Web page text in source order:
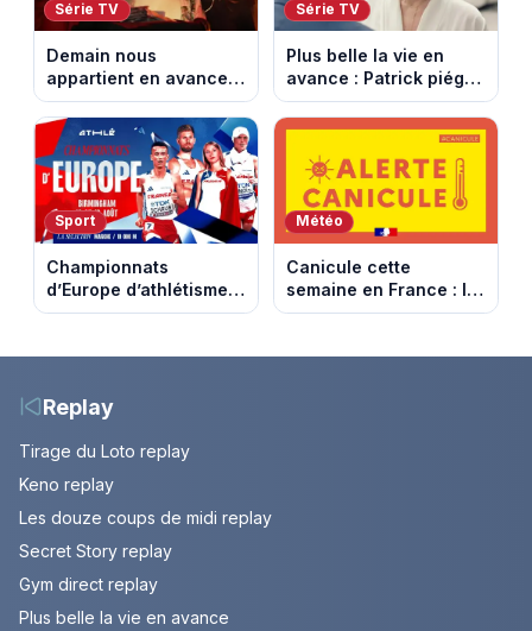
Série TV
Demain nous
appartient en avance :
Alex face à un choix
décisif. Episode du 11
août 2026.
Série TV
Plus belle la vie en
avance : Patrick piégé
par la DGSE. Episode
du 11 août 2026
Sport
Championnats
d’Europe d’athlétisme
2026 : le programme
sur France Télévisions
Météo
Canicule cette
semaine en France : le
pic de chaleur attendu
Replay
Tirage du Loto replay
Keno replay
Les douze coups de midi replay
Secret Story replay
Gym direct replay
Plus belle la vie en avance